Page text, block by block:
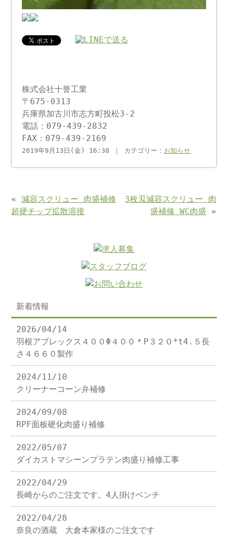
株式会社十誉工業
〒675-0313
兵庫県加古川市志方町投松3-2
電話：079-439-2832
FAX：079-439-2169
2019年9月13日(金) 16:38 ｜ カテゴリー： お知らせ
«減容スクリュー 肉盛補修
超硬チップ拡散溶接
3枚刄減容スクリュー 肉
盛補修 WC肉盛 »
新着情報
2026/04/14
羽根アブレックス４００Φ４００＊P３２０*t4.５長
さ４６６０製作
2024/11/10
クリーナーコーン弁補修
2024/09/08
RPF面板硬化肉盛り補修
2022/05/07
ダイカストマシーンプラテン肉盛り補修工事
2022/04/29
長崎からのご注文です。4人掛けベンチ
2022/04/28
奈良の酒蔵 大倉本家様のご注文です